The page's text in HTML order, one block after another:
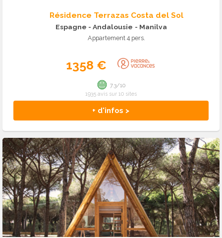
Résidence Terrazas Costa del Sol
Espagne - Andalousie - Manilva
Appartement 4 pers.
1358 €
+ d'infos >
7.3/10
1935 avis sur 10 sites